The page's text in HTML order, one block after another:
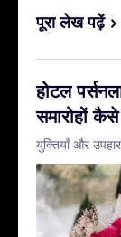
पूरा लेख पढ़ें
होटल
समारोहों
युक्तियाँ और उपहार